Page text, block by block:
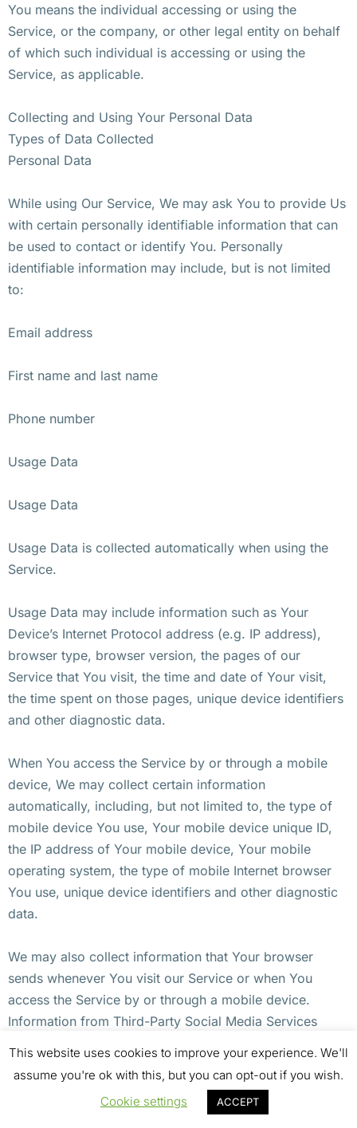
You means the individual accessing or using the
Service, or the company, or other legal entity on behalf
of which such individual is accessing or using the
Service, as applicable.
Collecting and Using Your Personal Data
Types of Data Collected
Personal Data
While using Our Service, We may ask You to provide Us
with certain personally identifiable information that can
be used to contact or identify You. Personally
identifiable information may include, but is not limited
to:
Email address
First name and last name
Phone number
Usage Data
Usage Data
Usage Data is collected automatically when using the
Service.
Usage Data may include information such as Your
Device’s Internet Protocol address (e.g. IP address),
browser type, browser version, the pages of our
Service that You visit, the time and date of Your visit,
the time spent on those pages, unique device identifiers
and other diagnostic data.
When You access the Service by or through a mobile
device, We may collect certain information
automatically, including, but not limited to, the type of
mobile device You use, Your mobile device unique ID,
the IP address of Your mobile device, Your mobile
operating system, the type of mobile Internet browser
You use, unique device identifiers and other diagnostic
data.
We may also collect information that Your browser
sends whenever You visit our Service or when You
access the Service by or through a mobile device.
Information from Third-Party Social Media Services
The Company allows You to create an account and log
in to use the Service through the following Third-party
Social Media Services:
This website uses cookies to improve your experience. We'll
assume you're ok with this, but you can opt-out if you wish.
Cookie settings
ACCEPT